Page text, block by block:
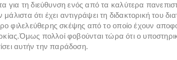
τη διεύθυνση ενός από τα καλύτερα
ότι έχει αντιγράψει τη διδακτορική του
φιλελεύθερης σκέψης από το οποίο έχουν
πολλοί φοβούνται τώρα ότι ο
αυτήν την παράδοση.